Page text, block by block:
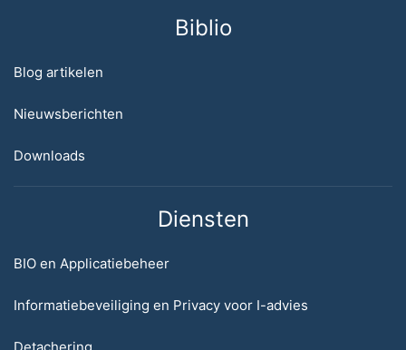
Biblio
Blog artikelen
Nieuwsberichten
Downloads
Diensten
BIO en Applicatiebeheer
Informatiebeveiliging en Privacy voor I-advies